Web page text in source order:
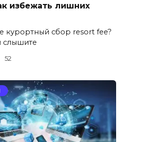
избежать лишних
курортный сбор resort fee?
слышите
52